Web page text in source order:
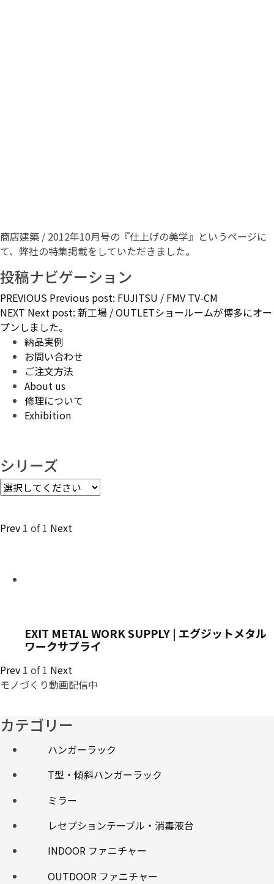
商店建築 / 2012年10月号の『仕上げの美学』というページに
て、弊社の特集掲載をしていただきました。
投稿ナビゲーション
PREVIOUS Previous post: FUJITSU / FMV TV-CM
NEXT Next post: 新工場 / OUTLETショールームが博多にオー
プンしました。
納品実例
お問い合わせ
ご注文方法
About us
修理について
Exhibition
シリーズ
Prev 1 of 1 Next
EXIT METAL WORK SUPPLY | エグジットメタル
ワークサプライ
Prev 1 of 1 Next
モノづくり動画配信中
カテゴリー
ハンガーラック
T型・傾斜ハンガーラック
ミラー
レセプションテーブル・消毒液台
INDOOR ファニチャー
OUTDOOR ファニチャー